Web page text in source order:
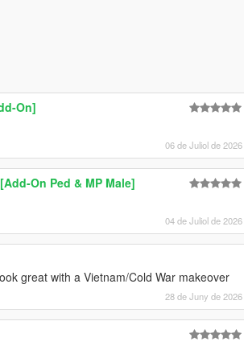
On]
06 de Juliol de 2026
On Ped & MP Male]
04 de Juliol de 2026
great with a Vietnam/Cold War makeover
28 de Juny de 2026